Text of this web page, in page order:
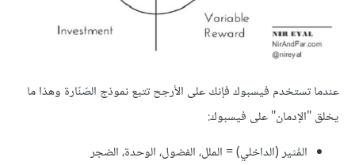
عندما تستخدم فيسبوك فإنك على الأرجح تتبع نموذج الصّنّارة وهذا ما
يخلق "الإدمان" على فيسبوك:
المُثير (الداخلي) = الملل، الفضول، الوحدة، الضجر